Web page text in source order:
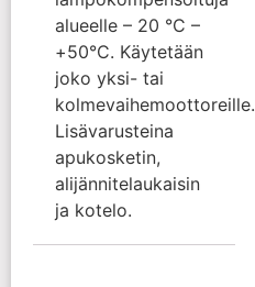
alueelle – 20 °C –
+50°C. Käytetään
joko yksi- tai
kolmevaihemoottoreille.
Lisävarusteina
apukosketin,
alijännitelaukaisin
ja kotelo.